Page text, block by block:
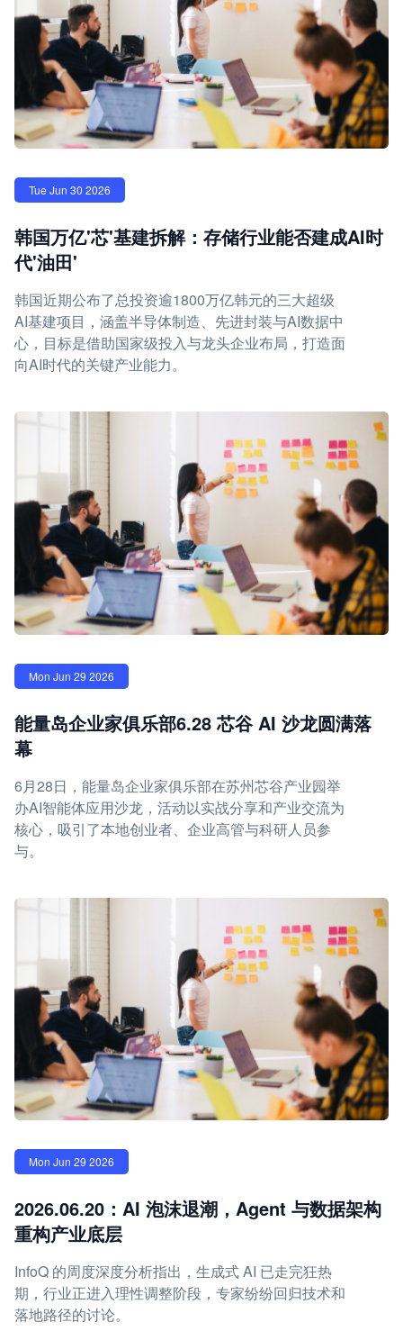
Tue Jun 30 2026
韩国万亿'芯'基建拆解：存储行业能否建成AI时
代'油田'
韩国近期公布了总投资逾1800万亿韩元的三大超级
AI基建项目，涵盖半导体制造、先进封装与AI数据中
心，目标是借助国家级投入与龙头企业布局，打造面
向AI时代的关键产业能力。
Mon Jun 29 2026
能量岛企业家俱乐部6.28 芯谷 AI 沙龙圆满落
幕
6月28日，能量岛企业家俱乐部在苏州芯谷产业园举
办AI智能体应用沙龙，活动以实战分享和产业交流为
核心，吸引了本地创业者、企业高管与科研人员参
与。
Mon Jun 29 2026
2026.06.20：AI 泡沫退潮，Agent 与数据架构
重构产业底层
InfoQ 的周度深度分析指出，生成式 AI 已走完狂热
期，行业正进入理性调整阶段，专家纷纷回归技术和
落地路径的讨论。